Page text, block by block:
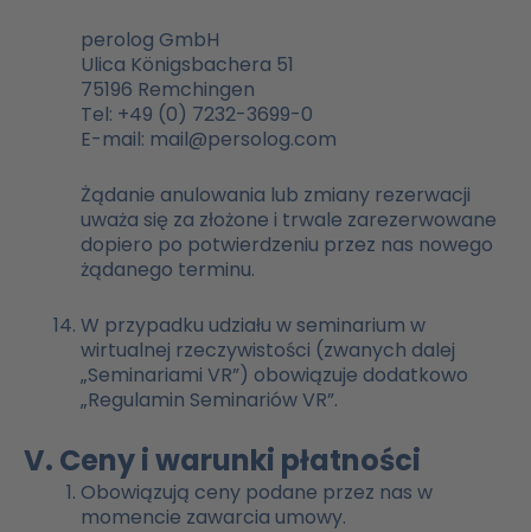
perolog GmbH
Ulica Königsbachera 51
75196 Remchingen
Tel: +49 (0) 7232-3699-0
E-mail: mail@persolog.com
Żądanie anulowania lub zmiany rezerwacji
uważa się za złożone i trwale zarezerwowane
dopiero po potwierdzeniu przez nas nowego
żądanego terminu.
W przypadku udziału w seminarium w
wirtualnej rzeczywistości (zwanych dalej
„Seminariami VR”) obowiązuje dodatkowo
„Regulamin Seminariów VR”.
V. Ceny i warunki płatności
Obowiązują ceny podane przez nas w
momencie zawarcia umowy.